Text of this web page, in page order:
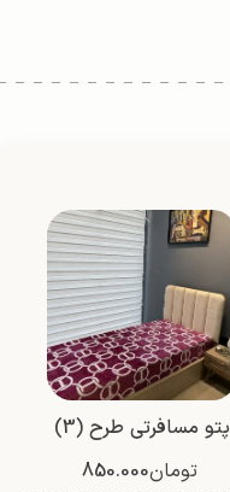
پتو مسافرتی طرح (3)
فانتزی (یک نفره/ دو نفره)
تومان850.000